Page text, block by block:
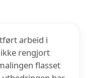
arbeid i
rengjort
flasset